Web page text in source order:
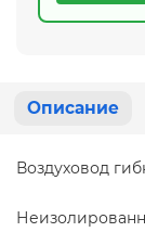
Описание
Воздуховод